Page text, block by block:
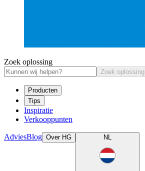
Zoek oplossing
Zoek oplossing
Producten
Tips
Inspiratie
Verkooppunten
AdviesBlog Over HG NL